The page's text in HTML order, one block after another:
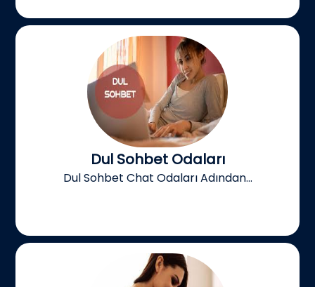
Dul Sohbet Odaları
Dul Sohbet Chat Odaları Adından...